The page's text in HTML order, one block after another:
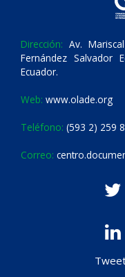
Dirección: Av.
Fernández
Ecuador.
Web: www.olade.org
Teléfono: (593 2) 259
Correo: